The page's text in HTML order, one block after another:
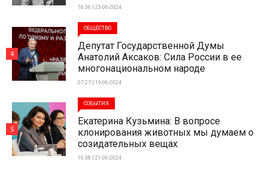
16:36 | 23-06-2024
ОБЩЕСТВО
Депутат Государственной Думы
Анатолий Аксаков: Сила России в ее
многонациональном народе
07:27 | 19-06-2024
4
СОБЫТИЯ
Екатерина Кузьмина: В вопросе
клонирования животных мы думаем о
созидательных вещах
16:38 | 21-06-2024
5